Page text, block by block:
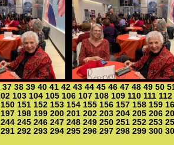
37 38 39 40 41 42 43 44 45 46 47 48 49 50
103 104 105 106 107 108 109 110 111 112
150 151 152 153 154 155 156 157 158 159
197 198 199 200 201 202 203 204 205 206
244 245 246 247 248 249 250 251 252 253
291 292 293 294 295 296 297 298 299 300